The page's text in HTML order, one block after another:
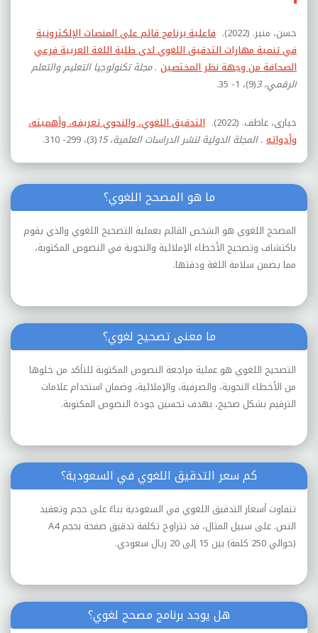
حسن، منير. (2022).
فاعلية برنامج قائم على المنصات الإلكترونية
في تنمية مهارات التدقيق اللغوي لدى طلبة اللغة العربية فرعي
الصحافة من وجهة نظر المختصين .مجلة تكنولوجيا التعليم والتعلم
الرقمي، 3 (9)، 1- 35.
حيارى، عاطف. (2022).
التدقيق اللغوي، والنحوي تعريفه، وأهميته،
وأدواته . المجلة الدولية لنشر الدراسات العلمية، 15 (3)، 299- 310.
ما هو المصحح اللغوي؟
المصحح اللغوي هو الشخص القائم بعملية التصحيح اللغوي والذي يقوم
باكتشاف وتصحيح الأخطاء الإملائية والنحوية في النصوص المكتوبة،
مما يضمن سلامة اللغة ودقتها.
ما معنى تصحيح لغوي؟
التصحيح اللغوي هو عملية مراجعة النصوص المكتوبة للتأكد من خلوها
من الأخطاء النحوية، والصرفية، والإملائية، وضمان استخدام علامات
الترقيم بشكل صحيح، بهدف تحسين جودة النصوص المكتوبة.
كم سعر التدقيق اللغوي في السعودية؟
تتفاوت أسعار التدقيق اللغوي في السعودية بناءً على حجم وتعقيد
النص. على سبيل المثال، قد تتراوح تكلفة تدقيق صفحة بحجم A4
(حوالي 250 كلمة) بين 15 إلى 20 ريال سعودي.
هل يوجد برنامج مصحح لغوي؟